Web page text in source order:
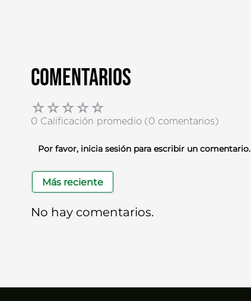
Comentarios
☆☆☆☆☆
0 Calificación promedio (0 comentarios)
Por favor, inicia sesión para escribir un comentario.
Más reciente
No hay comentarios.